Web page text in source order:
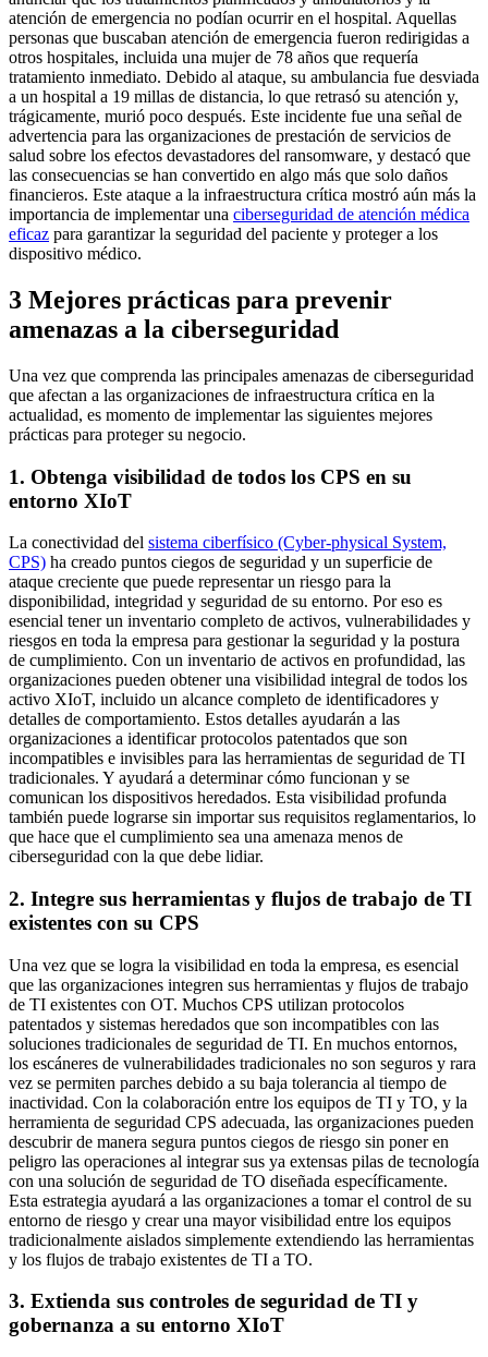
atención de emergencia no podían ocurrir en el hospital. Aquellas
personas que buscaban atención de emergencia fueron redirigidas a
otros hospitales, incluida una mujer de 78 años que requería
tratamiento inmediato. Debido al ataque, su ambulancia fue desviada
a un hospital a 19 millas de distancia, lo que retrasó su atención y,
trágicamente, murió poco después. Este incidente fue una señal de
advertencia para las organizaciones de prestación de servicios de
salud sobre los efectos devastadores del ransomware, y destacó que
las consecuencias se han convertido en algo más que solo daños
financieros. Este ataque a la infraestructura crítica mostró aún más la
importancia de implementar una ciberseguridad de atención médica
eficaz para garantizar la seguridad del paciente y proteger a los
dispositivo médico.
3 Mejores prácticas para prevenir
amenazas a la ciberseguridad
Una vez que comprenda las principales amenazas de ciberseguridad
que afectan a las organizaciones de infraestructura crítica en la
actualidad, es momento de implementar las siguientes mejores
prácticas para proteger su negocio.
1. Obtenga visibilidad de todos los CPS en su
entorno XIoT
La conectividad del sistema ciberfísico (Cyber-physical System,
CPS) ha creado puntos ciegos de seguridad y un superficie de
ataque creciente que puede representar un riesgo para la
disponibilidad, integridad y seguridad de su entorno. Por eso es
esencial tener un inventario completo de activos, vulnerabilidades y
riesgos en toda la empresa para gestionar la seguridad y la postura
de cumplimiento. Con un inventario de activos en profundidad, las
organizaciones pueden obtener una visibilidad integral de todos los
activo XIoT, incluido un alcance completo de identificadores y
detalles de comportamiento. Estos detalles ayudarán a las
organizaciones a identificar protocolos patentados que son
incompatibles e invisibles para las herramientas de seguridad de TI
tradicionales. Y ayudará a determinar cómo funcionan y se
comunican los dispositivos heredados. Esta visibilidad profunda
también puede lograrse sin importar sus requisitos reglamentarios, lo
que hace que el cumplimiento sea una amenaza menos de
ciberseguridad con la que debe lidiar.
2. Integre sus herramientas y flujos de trabajo de TI
existentes con su CPS
Una vez que se logra la visibilidad en toda la empresa, es esencial
que las organizaciones integren sus herramientas y flujos de trabajo
de TI existentes con OT. Muchos CPS utilizan protocolos
patentados y sistemas heredados que son incompatibles con las
soluciones tradicionales de seguridad de TI. En muchos entornos,
los escáneres de vulnerabilidades tradicionales no son seguros y rara
vez se permiten parches debido a su baja tolerancia al tiempo de
inactividad. Con la colaboración entre los equipos de TI y TO, y la
herramienta de seguridad CPS adecuada, las organizaciones pueden
descubrir de manera segura puntos ciegos de riesgo sin poner en
peligro las operaciones al integrar sus ya extensas pilas de tecnología
con una solución de seguridad de TO diseñada específicamente.
Esta estrategia ayudará a las organizaciones a tomar el control de su
entorno de riesgo y crear una mayor visibilidad entre los equipos
tradicionalmente aislados simplemente extendiendo las herramientas
y los flujos de trabajo existentes de TI a TO.
3. Extienda sus controles de seguridad de TI y
gobernanza a su entorno XIoT